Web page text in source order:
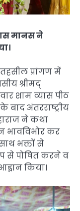
मानस ने
प्रांगण में
श्रीमद्
शाम व्यास पीठ
बाद अंतरराष्ट्रीय
ने कथा
भावविभोर कर
भक्तों से
से पोषित करने व
किया।